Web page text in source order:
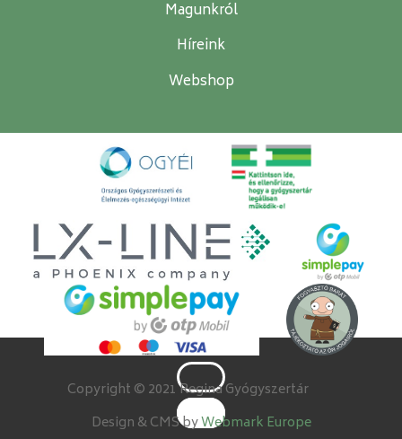
Magunkról
Híreink
Webshop
Copyright © 2021 Regina Gyógyszertár
Design & CMS byWebmark Europe